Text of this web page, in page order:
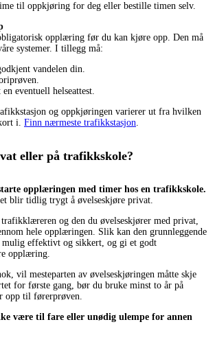
til oppkjøring for deg eller bestille timen selv.
opplæring før du kan kjøre opp. Den må
systemer. I tillegg må:
vandelen din.
eventuell helseattest.
og oppkjøringen varierer ut fra hvilken
i. Finn nærmeste trafikkstasjon
eller på trafikkskole?
opplæringen med timer hos en trafikkskole.
blir tidlig trygt å øvelseskjøre privat.
og den du øvelseskjører med privat,
hele opplæringen. Slik kan den grunnleggende
mulig effektivt og sikkert, og gi et godt
opplæring.
vil mesteparten av øvelseskjøringen måtte skje
for første gang, bør du bruke minst to år på
opp til førerprøven.
være til fare eller unødig ulempe for annen